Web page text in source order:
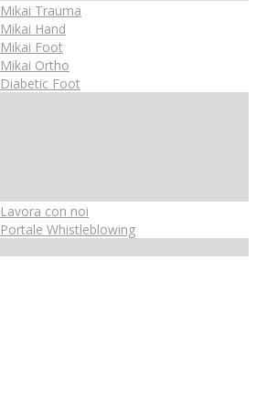
Mikai Trauma
Mikai Hand
Mikai Foot
Mikai Ortho
Diabetic Foot
Lavora con noi
Portale Whistleblowing